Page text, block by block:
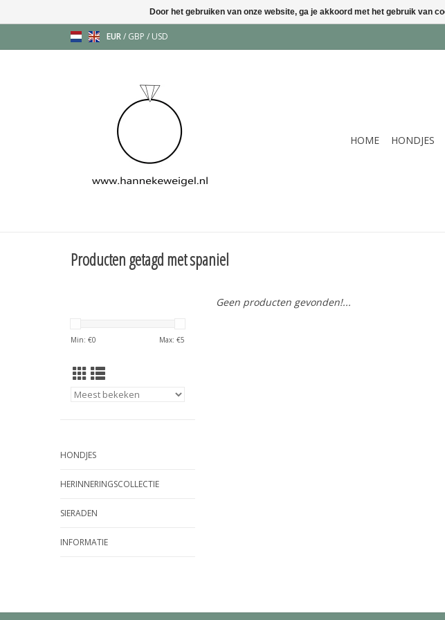
EUR/ GBP / USD
HOME HONDJES
Producten getagd met spaniel
Min: €0 Max: €5
HONDJES
HERINNERINGSCOLLECTIE
SIERADEN
INFORMATIE
Geen producten gevonden!...
Door het gebruiken van onze website, ga je akkoord met het gebruik van